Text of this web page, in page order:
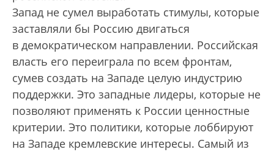
Запад не сумел выработать стимулы, которые
заставляли бы Россию двигаться
в демократическом направлении. Российская
власть его переиграла по всем фронтам,
сумев создать на Западе целую индустрию
поддержки. Это западные лидеры, которые не
позволяют применять к России ценностные
критерии. Это политики, которые лоббируют
на Западе кремлевские интересы. Самый из